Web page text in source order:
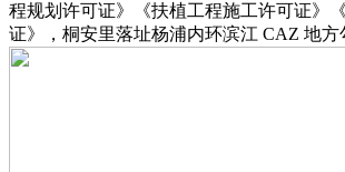
程规划许可证》《扶植工程施工许可证》
证》，桐安里落址杨浦内环滨江 CAZ 地方